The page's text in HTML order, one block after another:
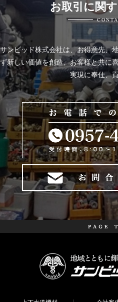
お取引に関
サンビッド株式会社は、お得意先、
ず新しい価値を創造、お客様と共に
実現に奉仕、